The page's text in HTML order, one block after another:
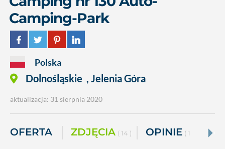
Camping-Park
Polska
Dolnośląskie , Jelenia Góra
aktualizacja: 31 sierpnia 2020
OFERTA ZDJĘCIA ( 14 ) OPINIE ( 1 )